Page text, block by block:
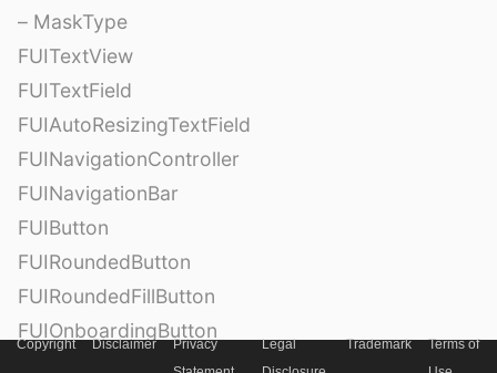
– MaskType
FUITextView
FUITextField
FUIAutoResizingTextField
FUINavigationController
FUINavigationBar
FUIButton
FUIRoundedButton
FUIRoundedFillButton
FUIOnboardingButton
Copyright Disclaimer
Privacy
Legal
Trademark
Terms of